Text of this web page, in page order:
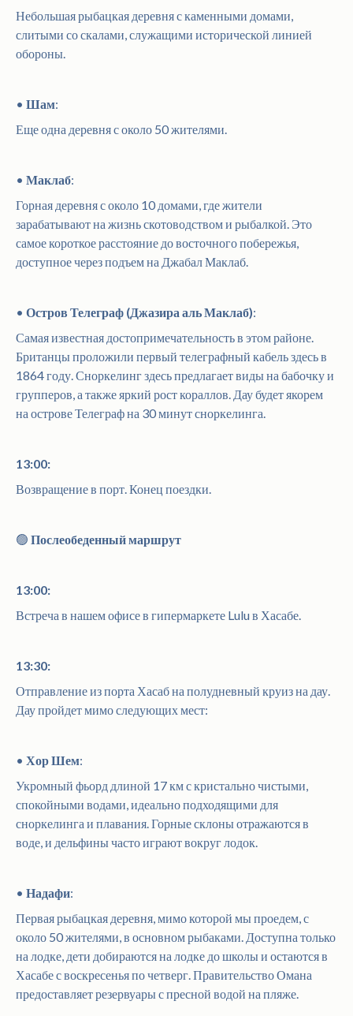
Небольшая рыбацкая деревня с каменными домами,
слитыми со скалами, служащими исторической линией
обороны.
• Шам:
Еще одна деревня с около 50 жителями.
• Маклаб:
Горная деревня с около 10 домами, где жители
зарабатывают на жизнь скотоводством и рыбалкой. Это
самое короткое расстояние до восточного побережья,
доступное через подъем на Джабал Маклаб.
• Остров Телеграф (Джазира аль Маклаб):
Самая известная достопримечательность в этом районе.
Британцы проложили первый телеграфный кабель здесь в
1864 году. Сноркелинг здесь предлагает виды на бабочку и
групперов, а также яркий рост кораллов. Дау будет якорем
на острове Телеграф на 30 минут сноркелинга.
13:00:
Возвращение в порт. Конец поездки.
🟢 Послеобеденный маршрут
13:00:
Встреча в нашем офисе в гипермаркете Lulu в Хасабе.
13:30:
Отправление из порта Хасаб на полудневный круиз на дау.
Дау пройдет мимо следующих мест:
• Хор Шем:
Укромный фьорд длиной 17 км с кристально чистыми,
спокойными водами, идеально подходящими для
сноркелинга и плавания. Горные склоны отражаются в
воде, и дельфины часто играют вокруг лодок.
• Надафи:
Первая рыбацкая деревня, мимо которой мы проедем, с
около 50 жителями, в основном рыбаками. Доступна только
на лодке, дети добираются на лодке до школы и остаются в
Хасабе с воскресенья по четверг. Правительство Омана
предоставляет резервуары с пресной водой на пляже.